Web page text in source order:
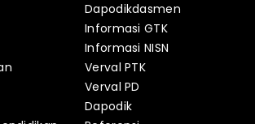
Dapodikdasmen
Informasi GTK
Informasi NISN
Verval PTK
Verval PD
Dapodik